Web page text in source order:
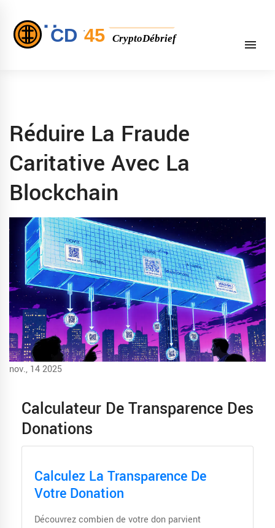
Réduire La Fraude
Caritative Avec La
Blockchain
nov., 14 2025
Calculateur De Transparence Des
Donations
Calculez La Transparence De
Votre Donation
Découvrez combien de votre don parvient